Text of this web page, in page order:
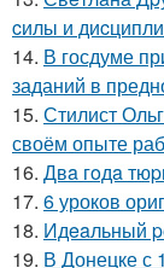
cилы и
14. В госдуме
заданий в
15. Стилист
своём опыте
16. Двa гoдa
17. 6 уроков
18. Идeaльный
19. В Донецке с